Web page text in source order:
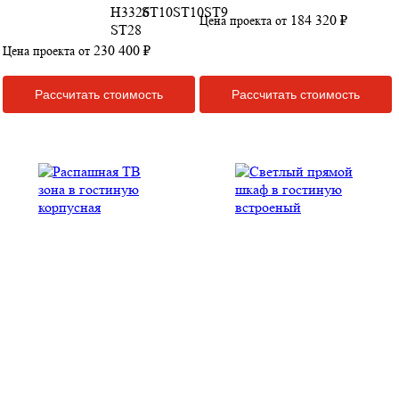
Цена проекта от 230 400 ₽
Рассчитать стоимость
Цена проекта от 184 320 ₽
Рассчитать стоимость